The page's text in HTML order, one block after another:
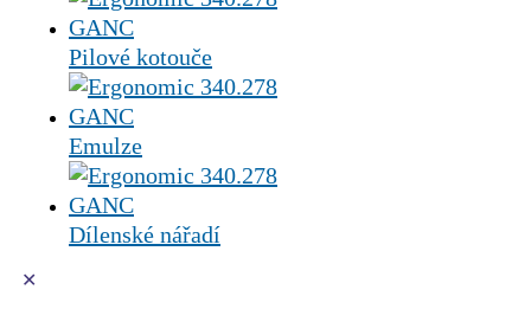
Pilové kotouče
Emulze
Dílenské nářadí
✕